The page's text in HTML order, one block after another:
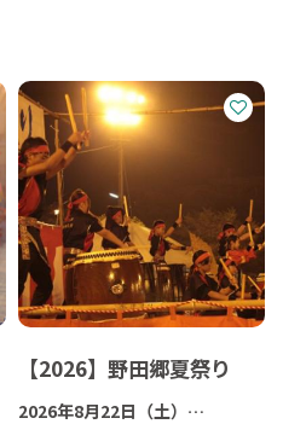
【2026】野田郷夏祭り
2026年8月22日（土）